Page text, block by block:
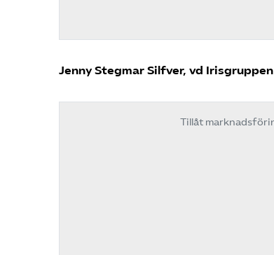
Jenny Stegmar Silfver, vd Irisgruppen
Tillåt